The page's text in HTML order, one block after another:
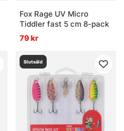
Fox Rage UV Micro
Tiddler fast 5 cm 8-pack
79 kr
Slutsåld